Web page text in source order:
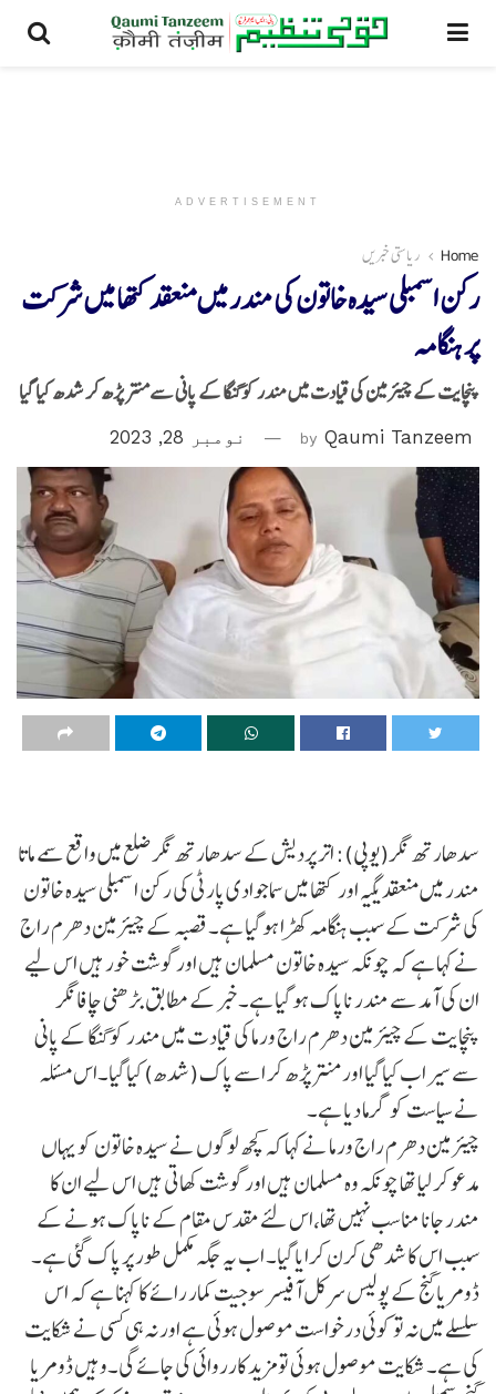
ADVERTISEMENT
Home ریاستی خبریں
رکن اسمبلی سیدہ خاتون کی مندر میں منعقدکتھا میں شرکت
پر ہنگامہ
پنچایت کے چیئرمین کی قیادت میں مندر کو گنگا کے پانی سےمنتر پڑھ کر شدھ کیا گیا
by Qaumi Tanzeem نومبر 28, 2023
سدھارتھ نگر(یوپی): اتر پردیش کے سدھارتھ نگر ضلع میں واقع سمے ماتا
مندر میں منعقد یگیہ اور کتھا میں سماجوادی پارٹی کی رکن اسمبلی سیدہ خاتون
کی شرکت کے سبب ہنگامہ کھڑا ہو گیا ہے۔ قصبہ کے چیئرمین دھرم راج
نے کہا ہے کہ چونکہ سیدہ خاتون مسلمان ہیں اور گوشت خور ہیں اس لیے
ان کی آمد سے مندر ناپاک ہو گیا ہے۔خبر کے مطابق بڑھنی چافا نگر
پنچایت کے چیئرمین دھرم راج ورما کی قیادت میں مندر کو گنگا کے پانی
سے سیراب کیا گیا اور منتر پڑھ کر اسے پاک (شدھ) کیا گیا۔اس مسئلہ
نے سیاست کو گرما دیا ہے۔
چیئرمین دھرم راج ورما نے کہا کہ کچھ لوگوں نے سیدہ خاتون کو یہاں
مدعو کر لیا تھا چونکہ وہ مسلمان ہیں اور گوشت کھاتی ہیں اس لیے ان کا
مندر جانا مناسب نہیں تھا،اس لئے مقدس مقام کے ناپاک ہونے کے
سبب اس کا شدھی کرن کرایا گیا۔ اب یہ جگہ مکمل طور پر پاک گئی ہے۔
ڈومریا گنج کے پولیس سرکل آفیسر سوجیت کمار رائے کا کہنا ہے کہ اس
سلسلے میں نہ تو کوئی درخواست موصول ہوئی ہے اور نہ ہی کسی نے شکایت
کی ہے۔ شکایت موصول ہوئی تو مزید کارروائی کی جائے گی۔وہیں ڈومریا